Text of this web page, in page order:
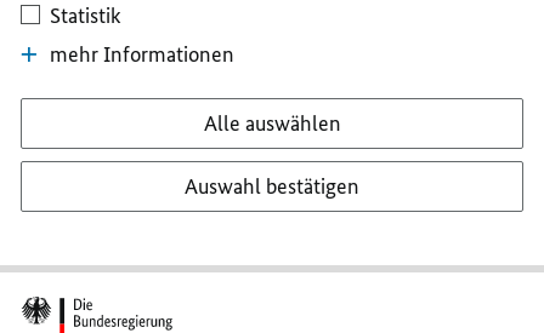
Statistik
mehr Informationen
Alle auswählen
Auswahl bestätigen